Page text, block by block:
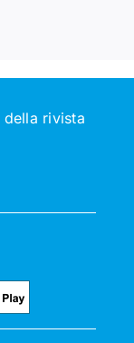
della rivista